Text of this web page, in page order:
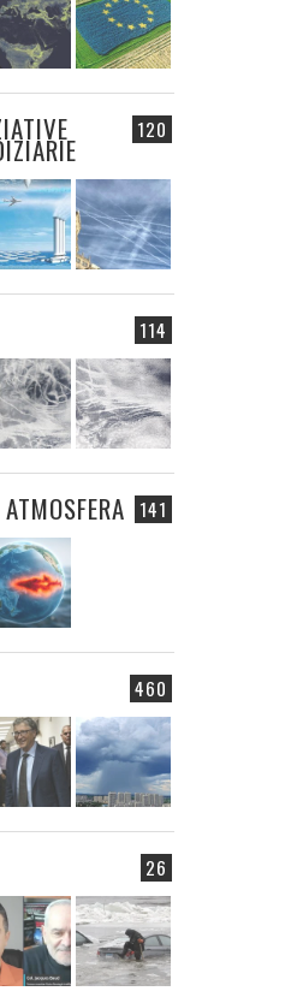
120
114
141
460
26